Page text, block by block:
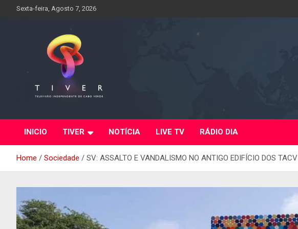
Sexta-feira, Agosto 7, 2026
INICIO TIVER NOTÍCIA LIVE TV RÁDIO DIA
Home Sociedade SV: ASSALTO E VANDALISMO NO ANTIGO EDIFÍCIO DOS TACV